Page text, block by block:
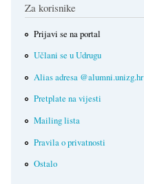
Za korisnike
Prijavi se na portal
Učlani se u Udrugu
Alias adresa @alumni.unizg.hr
Pretplate na vijesti
Mailing lista
Pravila o privatnosti
Ostalo